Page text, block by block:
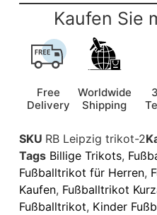
Kaufen Sie
Free
Delivery
Worldwide
Shipping
SKU RB Leipzig trikot-2
Tags Billige Trikots,
Fußballtrikot für Herren,
Kaufen, Fußballtrikot
Fußballtrikot, Kinder